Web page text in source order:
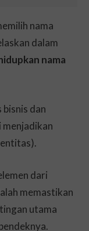
nama
dalam
nama
bisnis dan
menjadikan
dari
memastikan
utama